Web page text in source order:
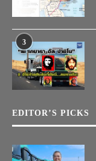
3
EDITOR’S PICKS